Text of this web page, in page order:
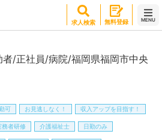
求人検索 無料登録 MENU
/正社員/病院/福岡県福岡市中央
可 お見逃しなく！ 収入アップを目指す！
務者研修 介護福祉士 日勤のみ